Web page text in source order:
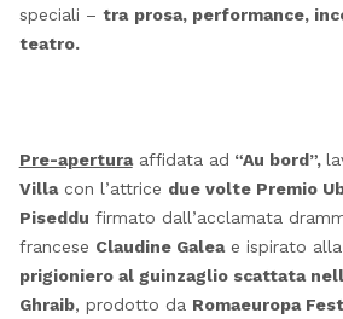
speciali – tra prosa, performance,
teatro.
Pre-aperturaaffidata ad “Au bord”,
Villacon l’attrice due volte Premio
Piseddu firmato dall’acclamata
francese Claudine Galeae ispirato
prigioniero al guinzaglio scattata
Ghraib, prodotto da Romaeuropa